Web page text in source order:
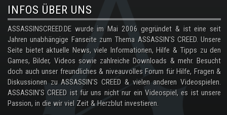
INFOS ÜBER UNS
ASSASSINSCREED.DE wurde im Mai 2006 gegründet & ist eine seit
Jahren unabhängige Fanseite zum Thema ASSASSIN'S CREED. Unsere
Seite bietet aktuelle News, viele Informationen, Hilfe & Tipps zu den
Games, Bilder, Videos sowie zahlreiche Downloads & mehr. Besucht
doch auch unser freundliches & niveauvolles Forum für Hilfe, Fragen &
Diskussionen zu ASSASSIN'S CREED & vielen anderen Videospielen.
ASSASSIN'S CREED ist für uns nicht nur ein Videospiel, es ist unsere
Passion, in die wir viel Zeit & Herzblut investieren.